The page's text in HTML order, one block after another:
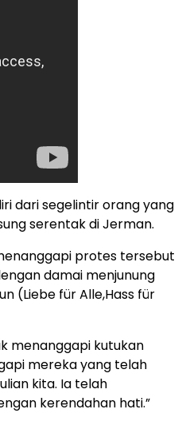
dari segelintir orang yang
serentak di Jerman.
protes tersebut
damai menjunung
(Liebe für Alle,Hass für
menanggapi kutukan
mereka yang telah
kita. Ia telah
kerendahan hati.”